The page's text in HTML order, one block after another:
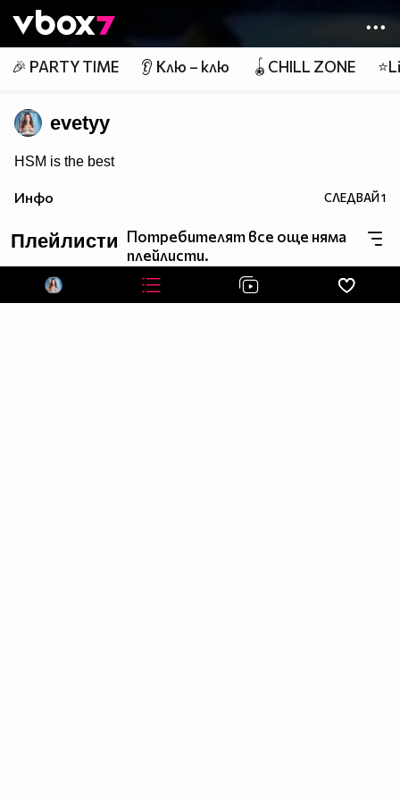
👾
🎉 PARTY TIME 👂 Клю – клю 🪀CHILL ZONE
evetyy
HSM is the best
Инфо СЛЕДВАЙ1
Плейлисти Потребителят все още няма
плейлисти.